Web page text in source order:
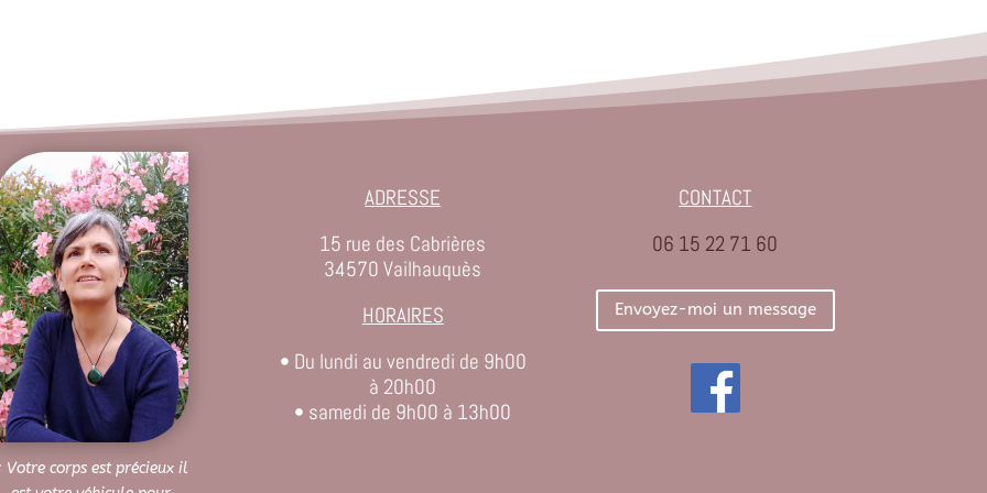
Votre corps est précieux il
ADRESSE
15 rue des Cabrières
34570 Vailhauquès
HORAIRES
• Du lundi au vendredi de 9h00
à 20h00
• samedi de 9h00 à 13h00
CONTACT
06 15 22 71 60
Envoyez-moi un message